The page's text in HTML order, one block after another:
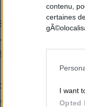
contenu,
certaines
I want
Opted
saisons pour 196
défaites (34,7%)
43,2% aux tirs, 2.2
de la ligue
de 50